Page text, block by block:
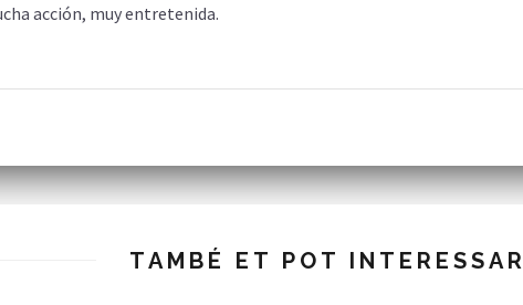
acción, muy entretenida.
TAMBÉ ET POT INTERESSAR